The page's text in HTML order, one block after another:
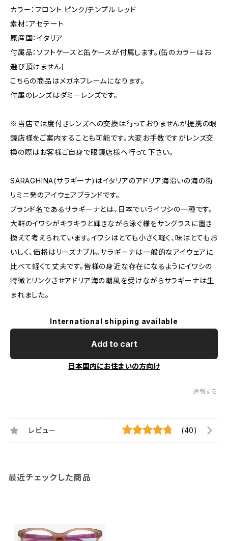
カラー：フロント ピンク/テンプル レッド
素材：アセテート
原産国：イタリア
付属品：ソフトケースと缶ケースが付属します。(缶のカラーはお
選び頂けません)
こちらの商品はメガネフレームになります。
付属のレンズはダミーレンズです。
※当店では度付きレンズへの交換は行っておりませんが提携の眼
鏡店様をご案内することも可能です。大変お手数ですがレンズ交
換の際はお客様ご自身で眼鏡店様へ行って下さい。
SARAGHINA(サラギーナ)はイタリアのアドリア海沿いの海の街
リミニ発のアイウェアブランドです。
ブランド名であるサラギーナとは、日本でいうイワシの一種です。
大群のイワシがキラキラと輝きながら泳ぐ様をサングラスに置き
換えて考えられています。イワシはとても小さく軽く、味はとてもお
いしく、価格はリーズナブル。サラギーナは一般的なアイウェアに
比べて軽くて丈夫です。皆様の身近な存在になるようにイワシの
特徴とリンクさせアドリア海の潮風を受けながらサラギーナは生
まれました。
International shipping available
Add to cart
日本国内にお住まいの方向け
通報する
レビュー (40)
最近チェックした商品